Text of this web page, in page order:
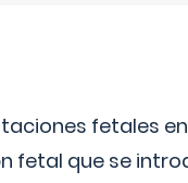
fetales
fetal que se